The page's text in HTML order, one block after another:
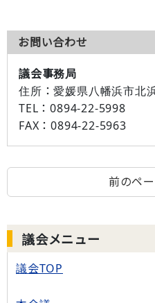
お問い合わせ
議会事務局
住所：愛媛県八幡浜市北
TEL：0894-22-5998
FAX：0894-22-5963
前のペ
議会メニュー
議会TOP